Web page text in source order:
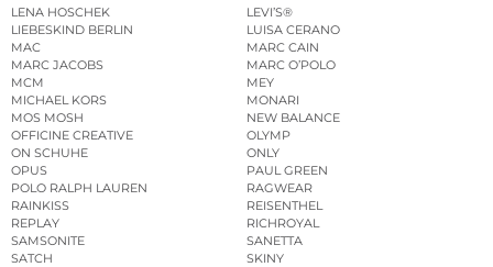
LENA HOSCHEK
LEVI’S®
LIEBESKIND BERLIN
LUISA CERANO
MAC
MARC CAIN
MARC JACOBS
MARC O’POLO
MCM
MEY
MICHAEL KORS
MONARI
MOS MOSH
NEW BALANCE
OFFICINE CREATIVE
OLYMP
ON SCHUHE
ONLY
OPUS
PAUL GREEN
POLO RALPH LAUREN
RAGWEAR
RAINKISS
REISENTHEL
REPLAY
RICHROYAL
SAMSONITE
SANETTA
SATCH
SKINY